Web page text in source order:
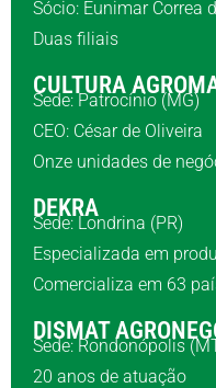
Sócio: Eunimar Correa
Duas filiais
CULTURA
Sede: Patrocínio (MG)
CEO: César de Oliveira
Onze unidades de
DEKRA
Sede: Londrina (PR)
Especializada em
Comercializa em 63
DISMAT
Sede: Rondonópolis
20 anos de atuação